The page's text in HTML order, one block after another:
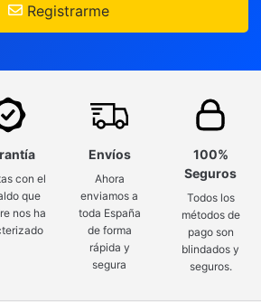
Registrarme
con el
que
nos ha
Envíos
Ahora
enviamos a
toda España
de forma
rápida y
segura
100%
Seguros
Todos los
métodos de
pago son
blindados y
seguros.